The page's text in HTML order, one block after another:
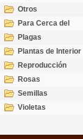
Otros
Para Cerca del
Estanque
Plagas
Plantas de Interior
Reproducción
Rosas
Semillas
Violetas